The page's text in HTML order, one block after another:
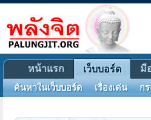
หน้าแรก เว็บบอร์ด
ค้นหาในเว็บบอร์ด เรื่องเด่น ก
มี